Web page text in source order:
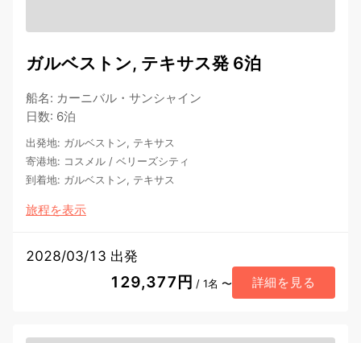
ガルベストン, テキサス発 6泊
船名: カーニバル・サンシャイン
日数: 6泊
出発地: ガルベストン, テキサス
寄港地: コスメル / ベリーズシティ
到着地: ガルベストン, テキサス
旅程を表示
2028/03/13 出発
129,377円 / 1名 〜 詳細を見る